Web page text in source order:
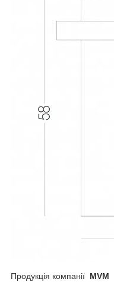
Продукція компанії MVM